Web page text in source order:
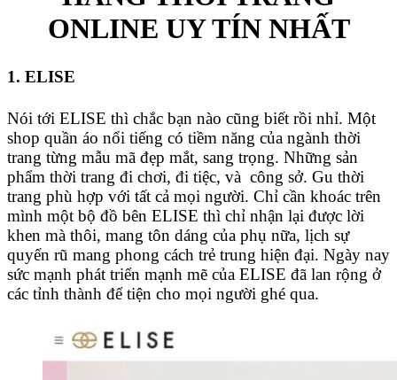
ONLINE UY TÍN NHẤT
1. ELISE
Nói tới ELISE thì chắc bạn nào cũng biết rồi nhỉ. Một
shop quần áo nổi tiếng có tiềm năng của ngành thời
trang từng mẫu mã đẹp mắt, sang trọng. Những sản
phẩm thời trang đi chơi, đi tiệc, và công sở. Gu thời
trang phù hợp với tất cả mọi người. Chỉ cần khoác trên
mình một bộ đồ bên ELISE thì chỉ nhận lại được lời
khen mà thôi, mang tôn dáng của phụ nữa, lịch sự
quyến rũ mang phong cách trẻ trung hiện đại. Ngày nay
sức mạnh phát triển mạnh mẽ của ELISE đã lan rộng ở
các tỉnh thành để tiện cho mọi người ghé qua.